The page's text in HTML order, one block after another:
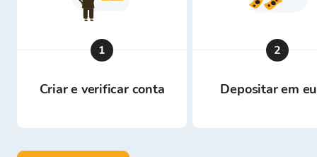
1
Criar e verificar conta
2
Depositar em